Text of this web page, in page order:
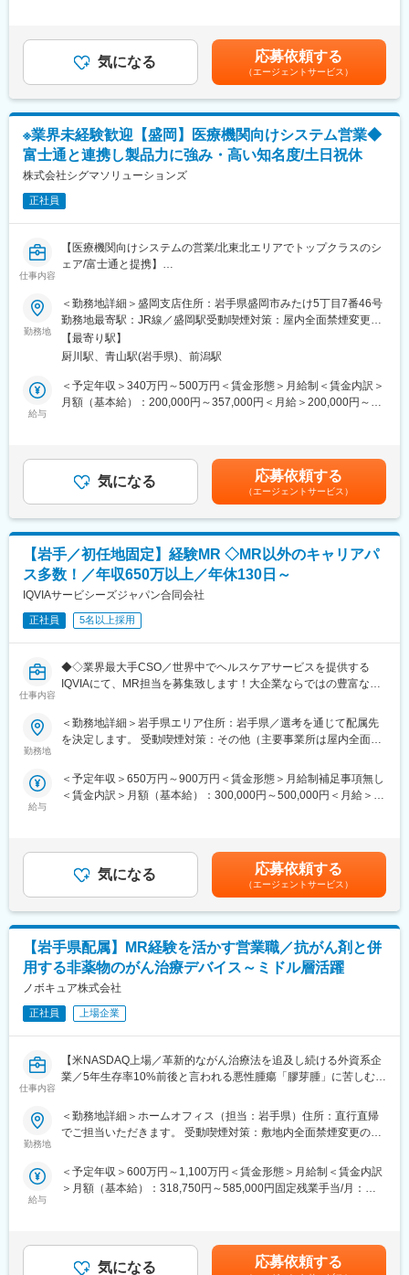
最新のIoT技術に注力しており、これまで人の手でアナログに行わ
れていた薬剤管理を、全自動で管理、調整、計測、分包まで対応
可能にしました。当社の製品やシステムが、24時間止めてはなら
ない医療現場の安心安全や、医療従事者の負担軽減に大きく貢献
しています。
◆高いシェアを持つ製品：
調剤というニッチな分野で、業界トップクラスのシェアを誇る製
品が多数あります。寡占市場だからこそ、競合製品を使っている
顧客からいかにシェアを獲得するか試行錯誤する面白さがありま
す。
特に、プロセス設計又は機械系設備保全の経験者を対象に即戦力
確保を計画しております。
■部署の雰囲気
業界未経験者が課員の6割を占めていることもあり、お互いに相談
しながら業務を進められる雰囲気があります。判らないことを容
易に相談できる環境ができています。
■ポジション魅力
お客様が口にするお薬の品質を、製造のみならず設備面から担保
する重要な役割を担っていることに、やりがいと責任感を感じて
頂けると嬉しいです。
■当社について
「人々の健康と豊かな生活の実現に貢献する」というミッション
のもと、医療に携わるみなさまに様々な製品やサービスを提供し
ております。
化学薬品（株）の統合により発足して以来、積水化学グループの
ライフサイエンス分野を担う中核会社として歩んでまいりまし
変更の範囲：会社の定める業務
り、選考を通じて上下する可能性があります。月給(月額)は固定手
当を含めた表記です。
気になる 応募依頼する
（エージェントサービス）
※業界未経験歓迎【盛岡】医療機関向けシステム営業◆
富士通と連携し製品力に強み・高い知名度/土日祝休
株式会社シグマソリューションズ
正社員
仕事内容
【医療機関向けシステムの営業/北東北エリアでトップクラスのシ
ェア/富士通と提携】
■魅力
・青森や秋田などの東北北部地域にて、医療機関向けシステムの
導入でトップクラスのシェアを誇るため、業務における認知度が
高いです！
■業務内容
医療機関向けのシステム開発・販売を行っている同社にて岩手県
自社製品のほか富士通などの有名企業の製品も扱うため、業界で
の知名度は高いです。
また、営業する際は、システム使用方法のレクチャー専門のイン
■職務内容詳細：
入社直後は営業部門の先輩社員やインストラクターと一緒に訪
問、飛び込みなど新規の顧客に向けた営業を行っていただきま
す。業務に慣れてきたら2~3年程度で徐々に既存顧客の引継が行
われていくため、徐々に既存顧客対応にシフトしていくイメージ
です（通例5年程度で既存がほぼ100%になっています）。
新規営業の間は明確な担当顧客数は定められていませんが、既存
営業に移行するタイミングで50~60社程度をご担当いただくイメ
ージとなります。
■教育体制
入社後半年程度は先輩社員の商談に同席していただき、どのよう
自身で商談を行っていただき、契約取得に向けて企業と接点を取
っていただきます。
えで半期ごとに目標の達成度合いを確認し、評価が決定されま
す。
同社製品は医療機関の診療報酬改定に対応する関係で需要に波が
めに設定されます。
■当社について：
当社は富士通パートナーとして特に秋田・青森・岩手で特に高い
シェアを誇り、業界としてもニーズが増え続けている成長産業で
す。
当社システムや全国2,500軒の調剤薬局で使用されています。
勤務地
＜勤務地詳細＞盛岡支店住所：岩手県盛岡市みたけ5丁目7番46号
勤務地最寄駅：JR線／盛岡駅受動喫煙対策：屋内全面禁煙変更の
範囲：会社の定める事業所
【最寄り駅】
厨川駅、青山駅(岩手県)、前潟駅
給与
＜予定年収＞340万円～500万円＜賃金形態＞月給制＜賃金内訳＞
月額（基本給）：200,000円～357,000円＜月給＞200,000円～
気になる 応募依頼する
（エージェントサービス）
【岩手／初任地固定】経験MR ◇MR以外のキャリアパ
ス多数！／年収650万以上／年休130日～
IQVIAサービシーズジャパン合同会社
正社員 5名以上採用
仕事内容
◆◇業界最大手CSO／世界中でヘルスケアサービスを提供する
IQVIAにて、MR担当を募集致します！大企業ならではの豊富なキ
【具体的な業務詳細】
いただきます。
・担当エリアの訪問医療施設のターゲティング、担当医療施設へ
・医療従事者向けの説明会の企画・実施、医師同士のコミュニケ
ーション推進のための研究会・勉強会の立ち上げ、講演会の企
画・運営 等
※勤務地については、選考内で希望を伺ったうえで決定します。
＼IQVIAでMRとして働く魅力／
（１）充実の待遇：同業他社の中でも平均給与の高さや非課税の
日当の支給の他、退職金や団体保険制度、単身赴任手当や月1回の
帰省交通費の支給など福利厚生が充実しており、長期就業される
社員が多いのも特徴です。
公募制度も充実しておりますので、IQVIAが展開している他の事業
部への異動も可能です。
事担当者などの管理部門など
（３）手厚い研修体制でスキルアップができます：製品研修、ス
してのスキルのみならず、データ分析、マーケティングなど多角
的にヘルスケアのプロフェッショナル人材を育成する研修制度を
【IQVIAサービシーズジャパンについて】
・世界100以上の国と地域／8万人の社員が、医薬品の臨床開発～
勤務地
＜勤務地詳細＞岩手県エリア住所：岩手県／選考を通じて配属先
を決定します。 受動喫煙対策：その他（主要事業所は屋内全面禁
給与
＜予定年収＞650万円～900万円＜賃金形態＞月給制補足事項無し
＜賃金内訳＞月額（基本給）：300,000円～500,000円＜月給＞
ジェクト稼働手当(35,000円)、外勤日当（1日1,500円／外勤3.5時
間以上）■変動賞与制（6月・12月・3月）※平均実績6ヶ月分■イン
センティブ：3月（対象者）賃金はあくまでも目安の金額であり、
選考を通じて上下する可能性があります。月給(月額)は固定手当を
含めた表記です。
気になる 応募依頼する
（エージェントサービス）
【岩手県配属】MR経験を活かす営業職／抗がん剤と併
用する非薬物のがん治療デバイス～ミドル層活躍
ノボキュア株式会社
正社員 上場企業
仕事内容
【米NASDAQ上場／革新的ながん治療法を追及し続ける外資系企
業／5年生存率10%前後と言われる悪性腫瘍「膠芽腫」に苦しむ患
＼MR経験が活かせます／
これまでMRの方に多く入社頂いており、がん領域の最先端治療機
器（非侵襲デバイス）を保有しており、抗がん剤で効果が得られ
■業務内容：
勤務地
＜勤務地詳細＞ホームオフィス（担当：岩手県）住所：直行直帰
でご担当いただきます。 受動喫煙対策：敷地内全面禁煙変更の範
給与
＜予定年収＞600万円～1,100万円＜賃金形態＞月給制＜賃金内訳
＞月額（基本給）：318,750円～585,000円固定残業手当/月：
賞与実績:前年度実績（年間給与の15％）賃金はあくまでも目安の
金額であり、選考を通じて上下する可能性があります。月給(月額)
気になる 応募依頼する